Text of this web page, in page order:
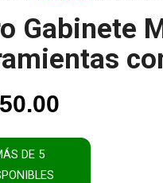
Gabinete
DE 5